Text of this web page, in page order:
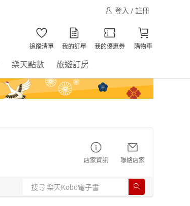
登入 / 註冊
追蹤清單 我的訂單 我的優惠券 購物車
樂天點數 旅遊訂房
店家資訊 聯絡店家